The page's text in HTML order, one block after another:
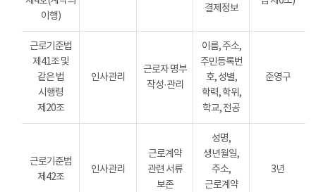
이행)
결제정보
근로기준법
제41조 및
같은 법
시행령
제20조
인사관리
근로자 명부
작성·관리
이름, 주소,
주민등록번
호, 성별,
학력, 학위,
학교, 전공
준영구
근로기준법
제42조
인사관리
근로계약
관련 서류
보존
성명,
생년월일,
주소,
근로계약
3년